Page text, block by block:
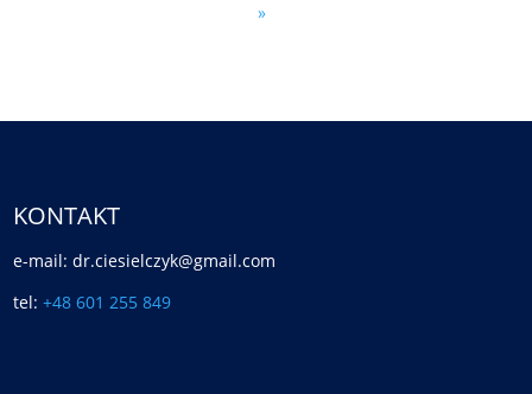
»
KONTAKT
e-mail: dr.ciesielczyk@gmail.com
tel:+48 601 255 849